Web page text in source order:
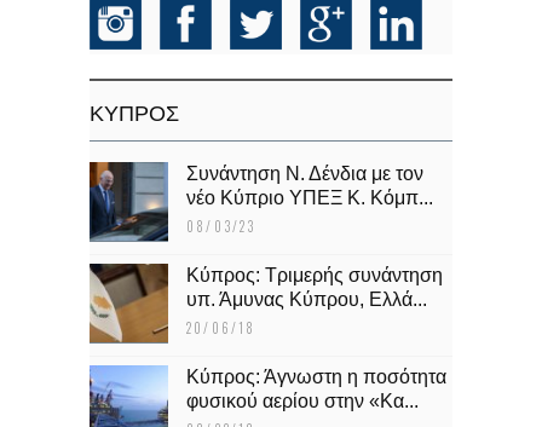
KΥΠΡΟΣ
Συνάντηση Ν. Δένδια με τον
νέο Κύπριο ΥΠΕΞ Κ. Κόμπ...
08/03/23
Κύπρος: Τριμερής συνάντηση
υπ. Άμυνας Κύπρου, Ελλά...
20/06/18
Κύπρος: Άγνωστη η ποσότητα
φυσικού αερίου στην «Κα...